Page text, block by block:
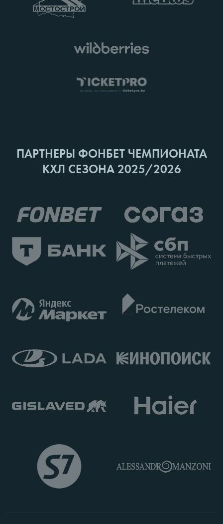
ПАРТНЕРЫ ФОНБЕТ ЧЕМПИОНАТА
КХЛ СЕЗОНА 2025/2026